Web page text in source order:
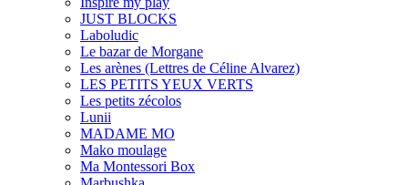
JUST BLOCKS
Laboludic
Le bazar de Morgane
Les arènes (Lettres de Céline Alvarez)
LES PETITS YEUX VERTS
Les petits zécolos
Lunii
MADAME MO
Mako moulage
Ma Montessori Box